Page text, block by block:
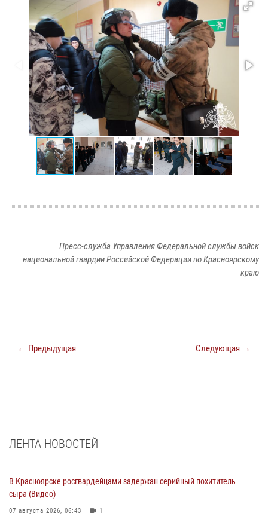
Пресс-служба Управления Федеральной службы войск
национальной гвардии Российской Федерации по Красноярскому
краю
← Предыдущая Следующая →
ЛЕНТА НОВОСТЕЙ
В Красноярске росгвардейцами задержан серийный похититель
сыра (Видео)
07 августа 2026, 06:43 1